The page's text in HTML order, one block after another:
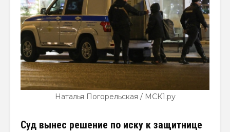
Наталья Погорельская / МСК1.ру
Суд вынес решение по иску к защитнице